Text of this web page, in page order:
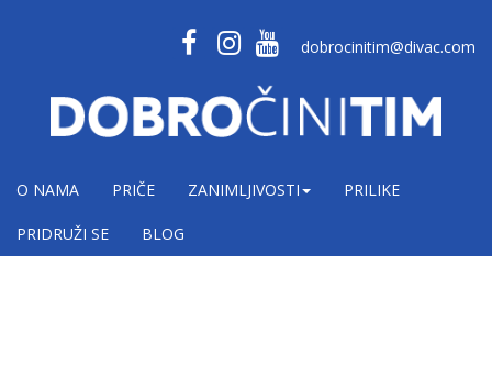
dobrocinitim@divac.com
O NAMA PRIČE ZANIMLJIVOSTI PRILIKE
PRIDRUŽI SE BLOG